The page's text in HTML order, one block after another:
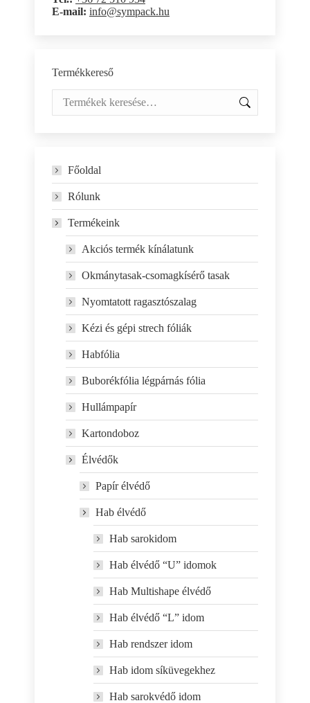
E-mail: info@sympack.hu
Termékkereső
Főoldal
Rólunk
Termékeink
Akciós termék kínálatunk
Okmánytasak-csomagkísérő tasak
Nyomtatott ragasztószalag
Kézi és gépi strech fóliák
Habfólia
Buborékfólia légpárnás fólia
Hullámpapír
Kartondoboz
Élvédők
Papír élvédő
Hab élvédő
Hab sarokidom
Hab élvédő “U” idomok
Hab Multishape élvédő
Hab élvédő “L” idom
Hab rendszer idom
Hab idom síküvegekhez
Hab sarokvédő idom